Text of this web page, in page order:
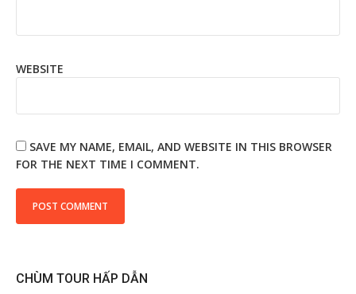
WEBSITE
SAVE MY NAME, EMAIL, AND WEBSITE IN THIS BROWSER
FOR THE NEXT TIME I COMMENT.
CHÙM TOUR HẤP DẪN